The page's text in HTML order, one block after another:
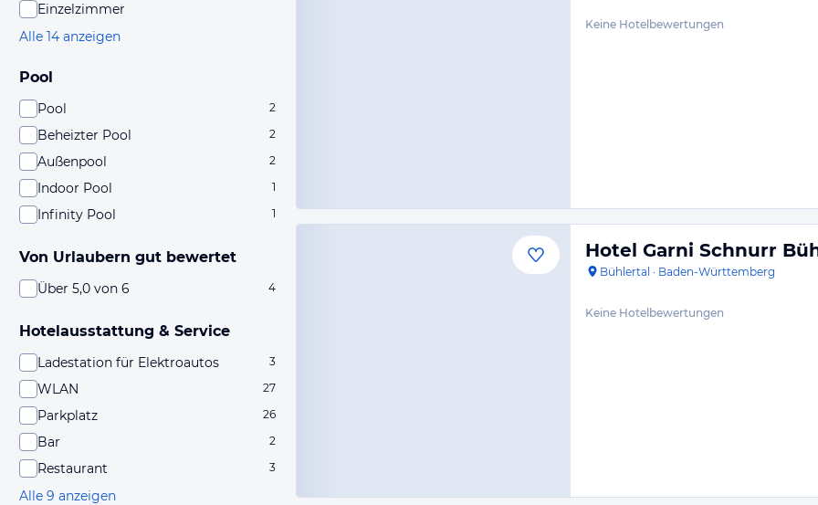
Einzelzimmer
Alle 14 anzeigen
Pool
Pool 2
Beheizter Pool 2
Außenpool 2
Indoor Pool 1
Infinity Pool 1
Von Urlaubern gut bewertet
Über 5,0 von 6 4
Hotelausstattung & Service
Ladestation für Elektroautos 3
WLAN 27
Parkplatz 26
Bar 2
Restaurant 3
Alle 9 anzeigen
Keine Hotelbewertungen
Hotel Garni Schnurr
Bühlertal · Baden-Württemberg
Keine Hotelbewertungen